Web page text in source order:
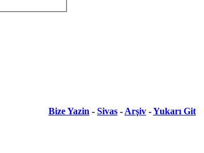
Bize Yazin - Sivas - Arşiv -Yukarı Git